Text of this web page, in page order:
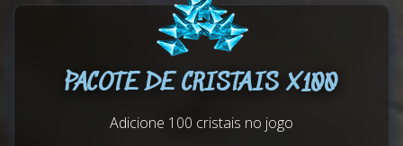
PACOTE DE CRISTAIS X100
Adicione 100 cristais no jogo